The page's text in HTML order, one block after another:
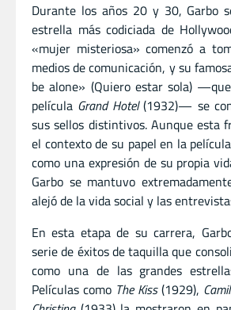
Durante los años 20 y 30, Garbo
estrella más codiciada de
«mujer misteriosa» comenzó a
medios de comunicación, y su
be alone» (Quiero estar sola)
película Grand Hotel(1932)— se
sus sellos distintivos. Aunque esta
el contexto de su papel en la
como una expresión de su propia
Garbo se mantuvo
alejó de la vida social y las
En esta etapa de su carrera,
serie de éxitos de taquilla que
como una de las grandes
Películas como The Kiss(1929),